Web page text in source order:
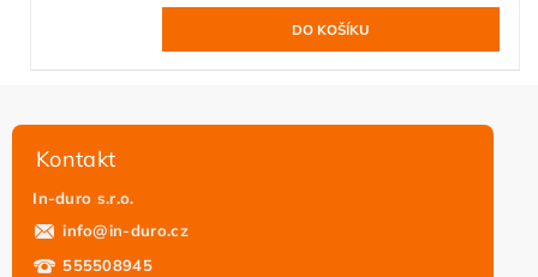
Kontakt
In-duro s.r.o.
info@in-duro.cz
555508945